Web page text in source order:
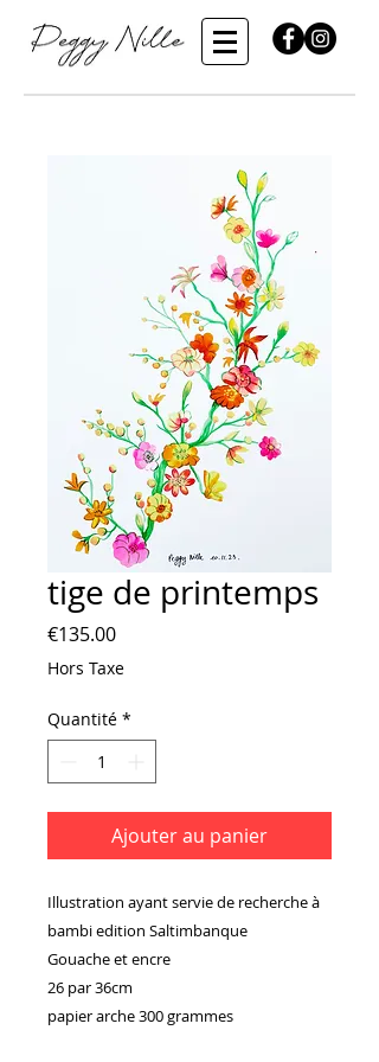
tige de printemps
€135.00Prix
Hors Taxe
Quantité *
Ajouter au panier
Illustration ayant servie de recherche à
bambi edition Saltimbanque
Gouache et encre
26 par 36cm
papier arche 300 grammes